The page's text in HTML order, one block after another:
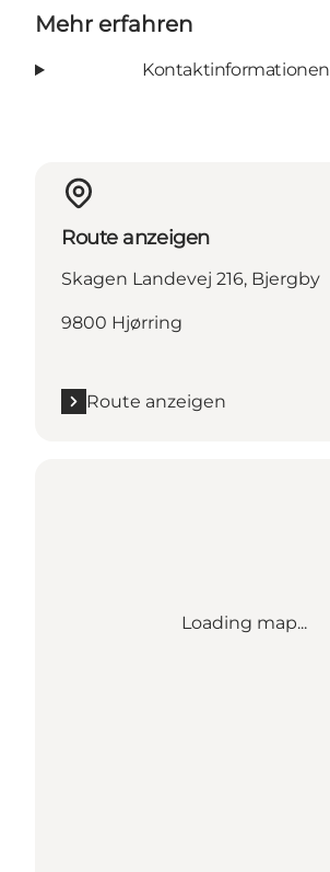
Mehr erfahren
Kontaktinformationen
Route anzeigen
Skagen Landevej 216, Bjergby
9800 Hjørring
Route anzeigen
Loading map...